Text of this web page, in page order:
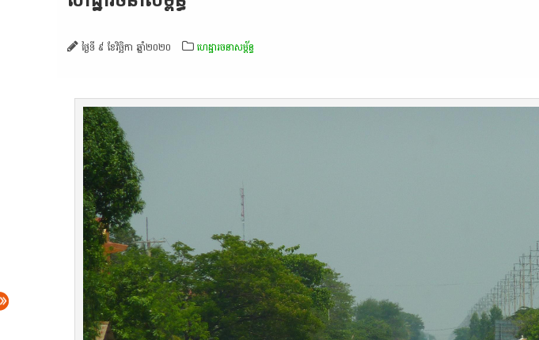
ថ្ងៃទី ៩ ខែវិច្ឆិកា ឆ្នាំ២០២០ ហេដ្ឋារចនាសម្ព័ន្ធ